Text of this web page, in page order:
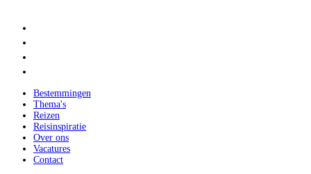
Bestemmingen
Thema's
Reizen
Reisinspiratie
Over ons
Vacatures
Contact